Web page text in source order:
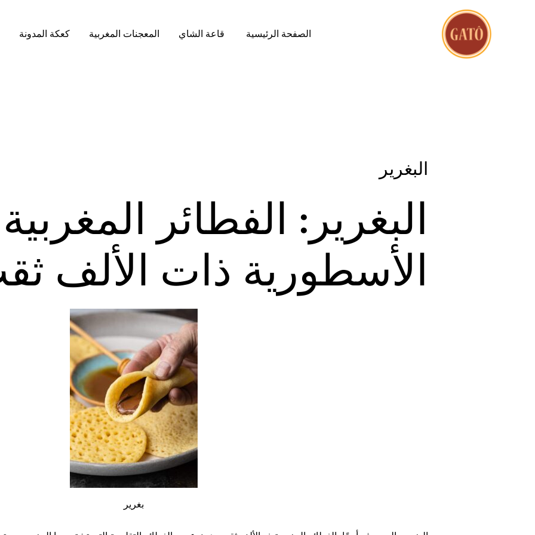
الصفحة الرئيسية قاعة الشاي المعجنات المغربية كعكة المدونة
البغرير
البغرير: الفطائر المغربية
الأسطورية ذات الألف
بغرير